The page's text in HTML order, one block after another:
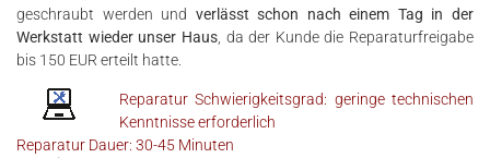
Werkstatt wieder unser Haus, da der Kunde die Reparaturfreigabe
bis 150 EUR erteilt hatte.
Kenntnisse erforderlich
Reparatur Dauer: 30-45 Minuten
Achtung: Hochspannung